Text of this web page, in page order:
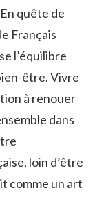
quête de
Français
l’équilibre
être. Vivre
à renouer
dans
loin d’être
comme un art